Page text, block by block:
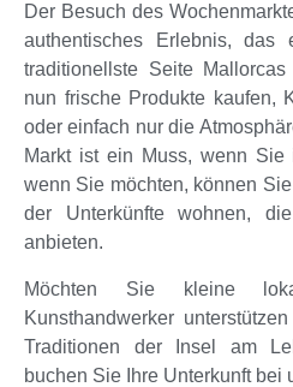
Der Besuch des
authentisches Erlebnis, das
traditionellste Seite
nun frische Produkte kaufen,
oder einfach nur die
Markt ist ein Muss, wenn
wenn Sie möchten, können
der Unterkünfte wohnen,
anbieten.
Möchten Sie kleine
Kunsthandwerker
Traditionen der Insel am
buchen Sie Ihre Unterkunft bei